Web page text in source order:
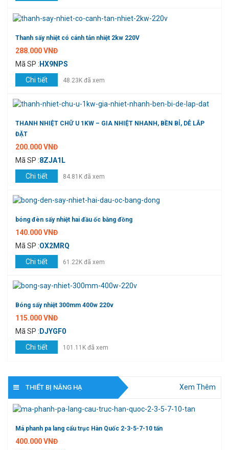
Thanh sấy nhiệt có cánh tản nhiệt 2kw 220V
288.000 VNĐ
Mã SP : HX9NPS
Chi tiết
48.23K đã xem
THANH NHIỆT CHỮ U 1KW – GIA NHIỆT NHANH, BỀN BỈ, DỄ LẮP
ĐẶT
200.000 VNĐ
Mã SP :8ZJA1L
Chi tiết
84.81K đã xem
bóng đèn sấy nhiệt hai đầu ốc bằng đồng
140.000 VNĐ
Mã SP :OX2MRQ
Chi tiết
61.22K đã xem
Bóng sấy nhiệt 300mm 400w 220v
115.000 VNĐ
Mã SP : DJYGF0
Chi tiết
101.11K đã xem
THIẾT BỊ NÂNG HẠ Xem Thêm
Má phanh pa lang cẩu trục Hàn Quốc 2-3-5-7-10 tấn
400.000 VNĐ